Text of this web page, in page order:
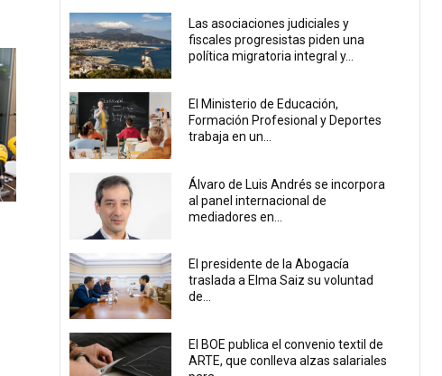
Las asociaciones judiciales y
fiscales progresistas piden una
política migratoria integral y...
El Ministerio de Educación,
Formación Profesional y Deportes
trabaja en un...
Álvaro de Luis Andrés se incorpora
al panel internacional de
mediadores en...
El presidente de la Abogacía
traslada a Elma Saiz su voluntad
de...
El BOE publica el convenio textil de
ARTE, que conlleva alzas salariales